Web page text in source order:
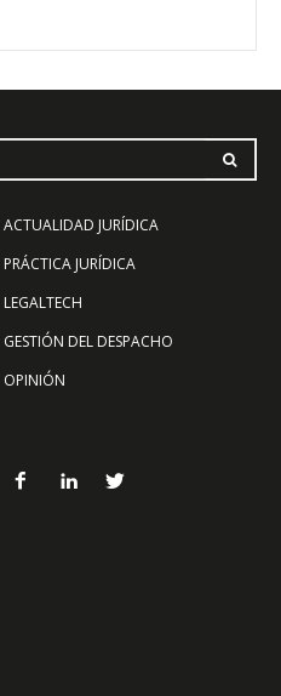
ACTUALIDAD JURÍDICA
PRÁCTICA JURÍDICA
LEGALTECH
GESTIÓN DEL DESPACHO
OPINIÓN